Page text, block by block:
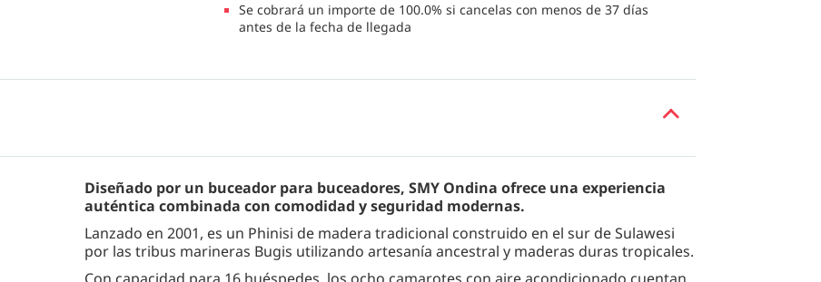
Se cobrará un importe de 100.0% si cancelas con menos de 37 días
antes de la fecha de llegada
Diseñado por un buceador para buceadores, SMY Ondina ofrece una experiencia
auténtica combinada con comodidad y seguridad modernas.
Lanzado en 2001, es un Phinisi de madera tradicional construido en el sur de Sulawesi
por las tribus marineras Bugis utilizando artesanía ancestral y maderas duras tropicales.